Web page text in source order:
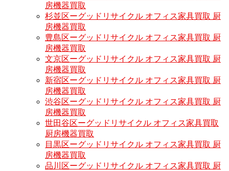
房機器買取
杉並区ーグッドリサイクル オフィス家具買取 厨
房機器買取
豊島区ーグッドリサイクル オフィス家具買取 厨
房機器買取
文京区ーグッドリサイクル オフィス家具買取 厨
房機器買取
新宿区ーグッドリサイクル オフィス家具買取 厨
房機器買取
渋谷区ーグッドリサイクル オフィス家具買取 厨
房機器買取
世田谷区ーグッドリサイクル オフィス家具買取
厨房機器買取
目黒区ーグッドリサイクル オフィス家具買取 厨
房機器買取
品川区ーグッドリサイクル オフィス家具買取 厨